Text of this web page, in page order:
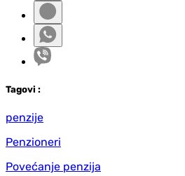
Tagovi :
penzije
Penzioneri
Povećanje penzija